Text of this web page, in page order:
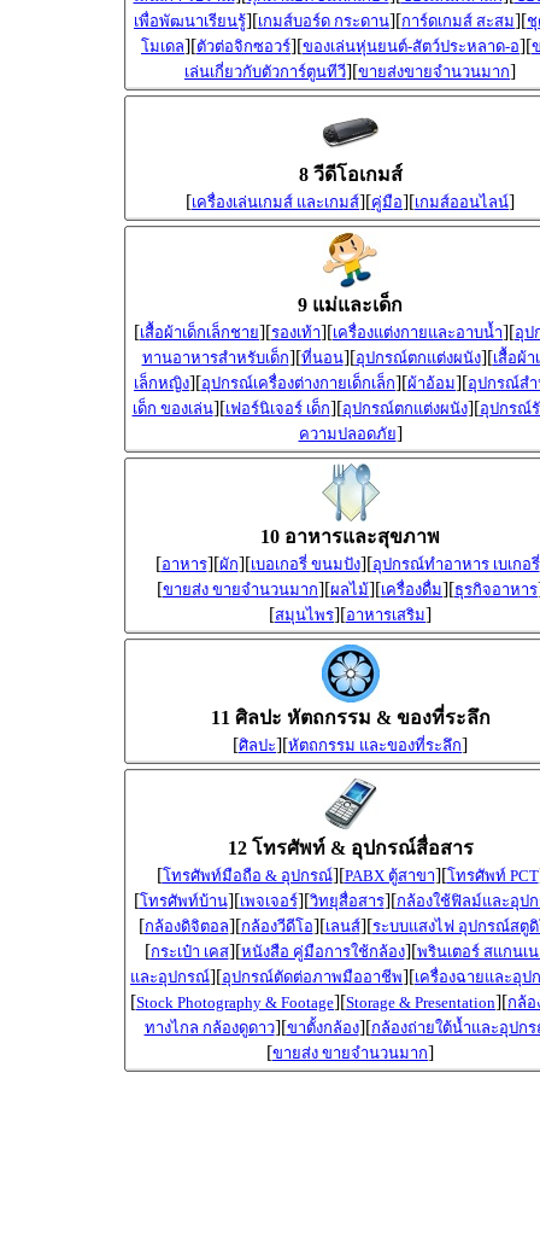
เพื่อพัฒนาเรียนรู้][เกมส์บอร์ด กระดาน][การ์ดเกมส์ สะสม][ชุ
โมเดล][ตัวต่อจิกซอวร์][ของเล่นหุ่นยนต์-สัตว์ประหลาด-อ][
เล่นเกี่ยวกับตัวการ์ตูนทีวี][ขายส่งขายจำนวนมาก]
8 วีดีโอเกมส์
[เครื่องเล่นเกมส์ และเกมส์][คู่มือ][เกมส์ออนไลน์]
9 แม่และเด็ก
[เสื้อผ้าเด็กเล็กชาย][รองเท้า][เครื่องแต่งกายและอาบน้ำ][อุป
ทานอาหารสำหรับเด็ก][ที่นอน][อุปกรณ์ตกแต่งผนัง][เสื้อผ้า
เล็กหญิง][อุปกรณ์เครื่องต่างกายเด็กเล็ก][ผ้าอ้อม][อุปกรณ์ส
เด็ก ของเล่น][เฟอร์นิเจอร์ เด็ก][อุปกรณ์ตกแต่งผนัง][อุปกรณ์
ความปลอดภัย]
10 อาหารและสุขภาพ
[อาหาร][ผัก][เบอเกอรี่ ขนมปัง][อุปกรณ์ทำอาหาร เบเกอรี่
[ขายส่ง ขายจำนวนมาก][ผลไม้][เครื่องดื่ม][ธุรกิจอาหาร
[สมุนไพร][อาหารเสริม]
11 ศิลปะ หัตถกรรม & ของที่ระลึก
[ศิลปะ][หัตถกรรม และของที่ระลึก]
12 โทรศัพท์ & อุปกรณ์สื่อสาร
[โทรศัพท์มือถือ & อุปกรณ์][PABX ตู้สาขา][โทรศัพท์ PCT
[โทรศัพท์บ้าน][เพจเจอร์][วิทยุสื่อสาร][กล้องใช้ฟิลม์และอุป
[กล้องดิจิตอล][กล้องวีดีโอ][เลนส์][ระบบแสงไฟ อุปกรณ์สตู
[กระเป๋า เคส][หนังสือ คู่มือการใช้กล้อง][พรินเตอร์ สแกนเ
และอุปกรณ์][อุปกรณ์ตัดต่อภาพมืออาชีพ][เครื่องฉายและอุป
[Stock Photography & Footage][Storage & Presentation][กล้อ
ทางไกล กล้องดูดาว][ขาตั้งกล้อง][กล้องถ่ายใต้น้ำและอุปก
[ขายส่ง ขายจำนวนมาก]